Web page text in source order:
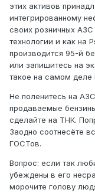
этих активов
интегрированному
своих розничных
технологии и как
производится 95-й
или запишитесь на
такое на самом
Не поленитесь на
продаваемые
сделайте на ТНК.
Заодно соотнесёте
ГОСТов.
Вопрос: если так
убеждены в его
морочите голову